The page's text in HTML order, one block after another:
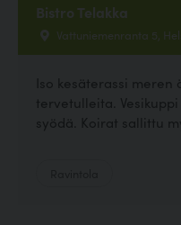
Bistro Telakka
Vattuniemenranta 5,
Iso kesäterassi
tervetulleita.
syödä. Koirat sallittu